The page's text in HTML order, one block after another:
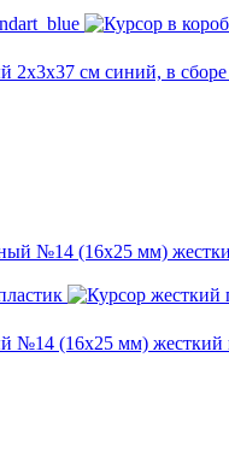
2х3х37 см синий, в
№14 (16x25 мм) жесткий